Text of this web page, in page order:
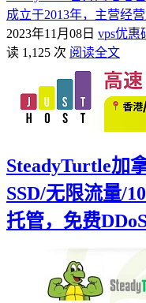
成立于2013年，主营经
2023年11月08日 vps优惠
读 1,125 次 阅读全文
SteadyTurtle加
SSD/无限流量/
托管，免费